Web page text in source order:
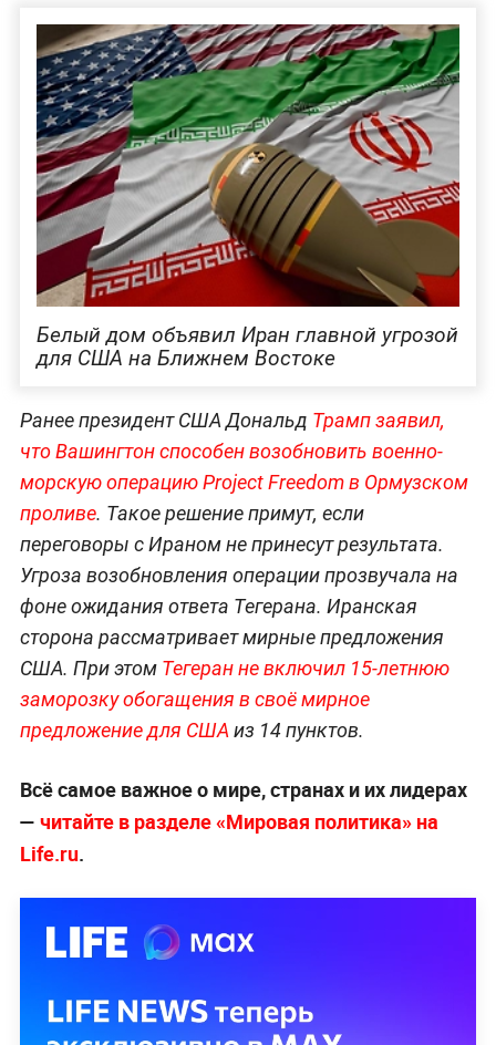
Белый дом объявил Иран главной угрозой
для США на Ближнем Востоке
Ранее президент США Дональд Трамп заявил,
что Вашингтон способен возобновить военно-
морскую операцию Project Freedom в Ормузском
проливе. Такое решение примут, если
переговоры с Ираном не принесут результата.
Угроза возобновления операции прозвучала на
фоне ожидания ответа Тегерана. Иранская
сторона рассматривает мирные предложения
США. При этом Тегеран не включил 15-летнюю
заморозку обогащения в своё мирное
предложение для СШАиз 14 пунктов.
Всё самое важное о мире, странах и их лидерах
— читайте в разделе «Мировая политика» на
Life.ru.